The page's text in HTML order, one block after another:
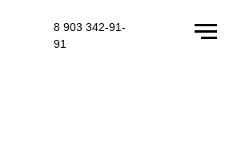
8 903 342-91-
91